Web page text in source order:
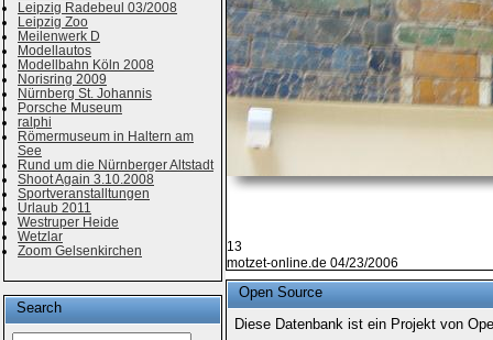
13
motzet-online.de 04/23/2006
Open Source
Diese Datenbank ist ein Projekt von
Leipzig Radebeul 03/2008
Leipzig Zoo
Meilenwerk D
Modellautos
Modellbahn Köln 2008
Norisring 2009
Nürnberg St. Johannis
Porsche Museum
ralphi
Römermuseum in Haltern am
See
Rund um die Nürnberger Altstadt
Shoot Again 3.10.2008
Sportveranstalltungen
Urlaub 2011
Westruper Heide
Wetzlar
Zoom Gelsenkirchen
Search